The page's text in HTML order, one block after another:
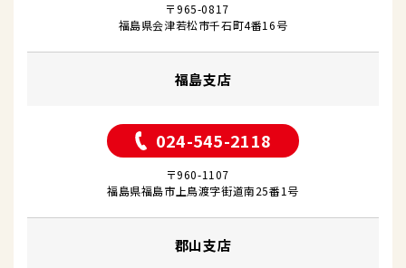
〒965-0817
福島県会津若松市千石町4番16号
福島支店
024-545-2118
〒960-1107
福島県福島市上鳥渡字街道南25番1号
郡山支店